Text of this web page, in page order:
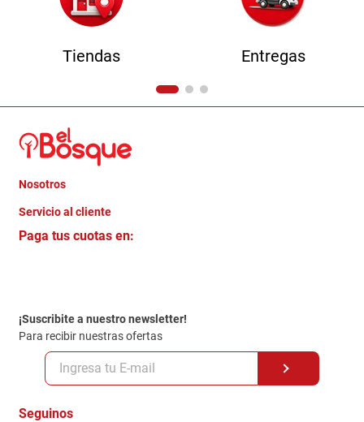
Tiendas Entregas
Nosotros
Quienes somos
Trabaja con Nosotros
Servicio al cliente
Crédito Directo
Politica de Privacidad
Políticas y condiciones GiftCard
Formas de Pago
Terminos y Condiciones
Paga tus cuotas en:
¡Suscribite a nuestro newsletter!
Para recibir nuestras ofertas
Seguinos